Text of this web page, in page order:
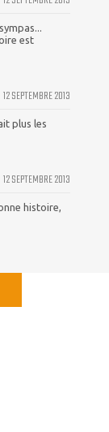
est
12 SEPTEMBRE 2013
plus les
12 SEPTEMBRE 2013
histoire,